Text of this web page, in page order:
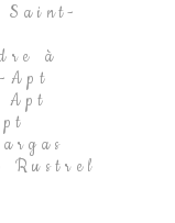
Saint-
à
Apt
Apt
Rustrel